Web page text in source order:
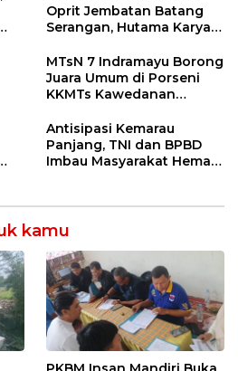
Oprit Jembatan Batang
Serangan, Hutama Karya
55 Tol Binjai–Langsa
MTsN 7 Indramayu Borong
Juara Umum di Porseni
KKMTs Kawedanan
Antisipasi Kemarau
Panjang, TNI dan BPBD
Imbau Masyarakat Hemat
kamu